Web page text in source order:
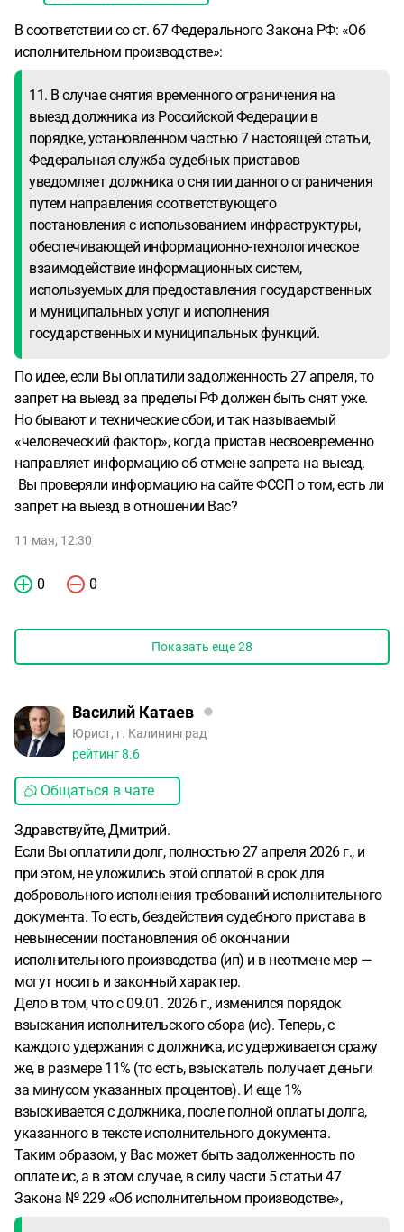
В соответствии со ст. 67 Федерального Закона РФ: «Об
исполнительном производстве»:
11. В случае снятия временного ограничения на
выезд должника из Российской Федерации в
порядке, установленном частью 7 настоящей статьи,
Федеральная служба судебных приставов
уведомляет должника о снятии данного ограничения
путем направления соответствующего
постановления с использованием инфраструктуры,
обеспечивающей информационно-технологическое
взаимодействие информационных систем,
используемых для предоставления государственных
и муниципальных услуг и исполнения
государственных и муниципальных функций.
По идее, если Вы оплатили задолженность 27 апреля, то
запрет на выезд за пределы РФ должен быть снят уже.
Но бывают и технические сбои, и так называемый
«человеческий фактор», когда пристав несвоевременно
направляет информацию об отмене запрета на выезд.
Вы проверяли информацию на сайте ФССП о том, есть ли
запрет на выезд в отношении Вас?
11 мая, 12:30
0 0
Показать еще28
Василий Катаев
Юрист, г. Калининград
рейтинг8.6
Общаться в чате
Здравствуйте, Дмитрий.
Если Вы оплатили долг, полностью 27 апреля 2026 г., и
при этом, не уложились этой оплатой в срок для
добровольного исполнения требований исполнительного
документа. То есть, бездействия судебного пристава в
невынесении постановления об окончании
исполнительного производства (ип) и в неотмене мер —
могут носить и законный характер.
Дело в том, что с 09.01. 2026 г., изменился порядок
взыскания исполнительского сбора (ис). Теперь, с
каждого удержания с должника, ис удерживается сражу
же, в размере 11% (то есть, взыскатель получает деньги
за минусом указанных процентов). И еще 1%
взыскивается с должника, после полной оплаты долга,
указанного в тексте исполнительного документа.
Таким образом, у Вас может быть задолженность по
оплате ис, а в этом случае, в силу части 5 статьи 47
Закона № 229 «Об исполнительном производстве»,